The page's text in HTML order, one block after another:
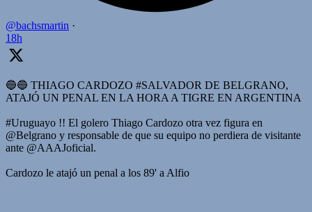
@bachsmartin ·
18h
🔵🔵 THIAGO CARDOZO #SALVADOR DE BELGRANO,
ATAJÓ UN PENAL EN LA HORA A TIGRE EN ARGENTINA
#Uruguayo !! El golero Thiago Cardozo otra vez figura en
@Belgrano y responsable de que su equipo no perdiera de visitante
ante @AAAJoficial.
Cardozo le atajó un penal a los 89' a Alfio